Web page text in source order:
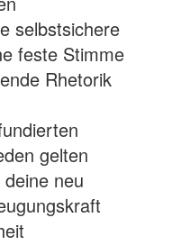
selbstsichere
feste Stimme
Rhetorik
gelten
neu